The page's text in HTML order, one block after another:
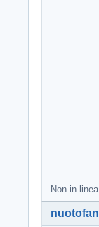
Non in linea
nuotofan